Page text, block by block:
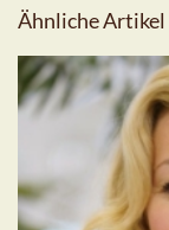
Ähnliche Artikel